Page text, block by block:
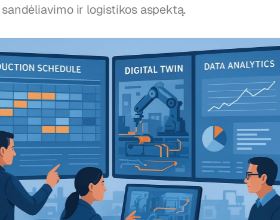
ir logistikos aspektą.